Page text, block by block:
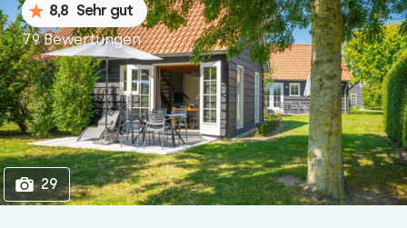
8,8 Sehr gut
79 Bewertungen
29